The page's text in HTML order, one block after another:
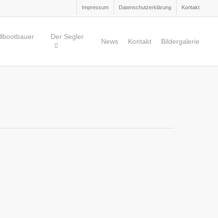
Impressum Datenschutzerklärung Kontakt
Der Segler
News Kontakt Bildergalerie